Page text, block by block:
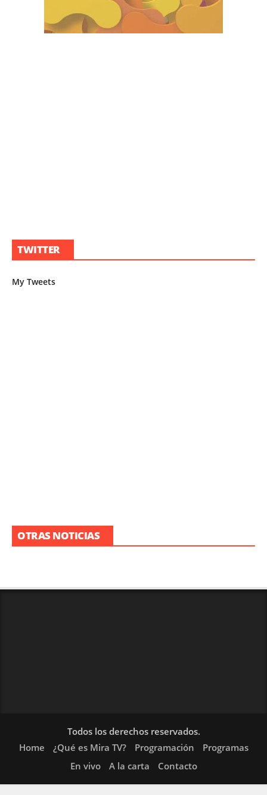
TWITTER
My Tweets
OTRAS NOTICIAS
Todos los derechos reservados.
Home
¿Qué es Mira TV? Programación
Programas
En vivo
A la carta Contacto